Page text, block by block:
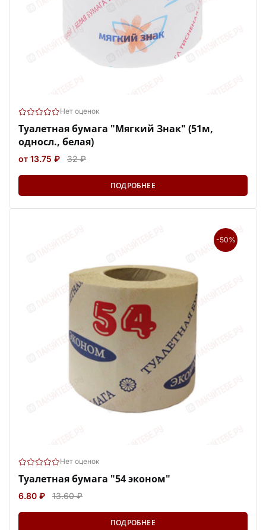
Нет оценок
Туалетная бумага "Мягкий Знак" (51м,
односл., белая)
от 13.75 ₽ 32 ₽
ПОДРОБНЕЕ
-50%
Нет оценок
Туалетная бумага "54 эконом"
6.80 ₽ 13.60 ₽
ПОДРОБНЕЕ